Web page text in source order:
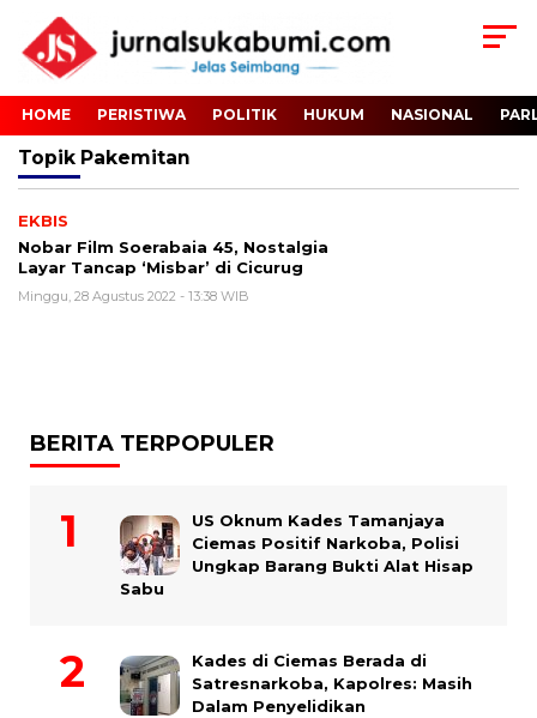
HOME PERISTIWA POLITIK HUKUM NASIONAL
Topik Pakemitan
EKBIS
Nobar Film Soerabaia 45, Nostalgia
Layar Tancap ‘Misbar’ di Cicurug
Minggu, 28 Agustus 2022 - 13:38 WIB
BERITA TERPOPULER
US Oknum Kades Tamanjaya
Ciemas Positif Narkoba, Polisi
Ungkap Barang Bukti Alat Hisap
Sabu
Kades di Ciemas Berada di
Satresnarkoba, Kapolres: Masih
Dalam Penyelidikan